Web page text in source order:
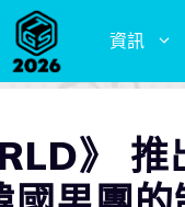
資訊
》 推